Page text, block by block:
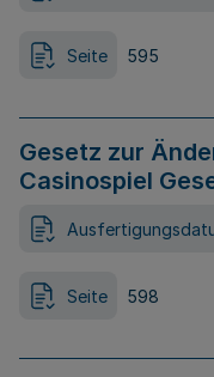
Seite 595
Gesetz zur
Casinospiel
Seite 598